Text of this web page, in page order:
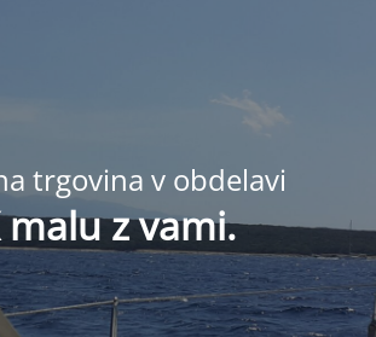
trgovina v obdelavi
malu z vami.